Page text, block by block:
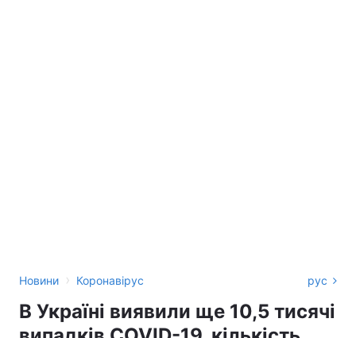
Новини › Коронавірус рус
В Україні виявили ще 10,5 тисячі